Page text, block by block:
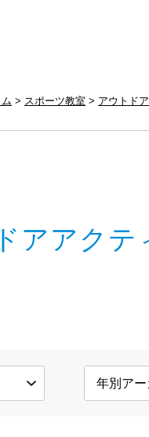
スポーツ教室 アウトド
アアク